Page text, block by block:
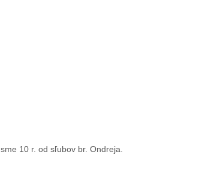
10 r. od sľubov br. Ondreja.